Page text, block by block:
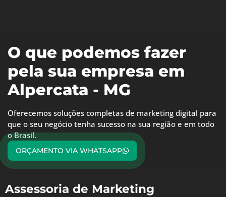
O que podemos fazer
pela sua empresa em
Alpercata - MG
Oferecemos soluções completas de marketing digital para
que o seu negócio tenha sucesso na sua região e em todo
o Brasil.
ORÇAMENTO VIA WHATSAPP
Assessoria de Marketing